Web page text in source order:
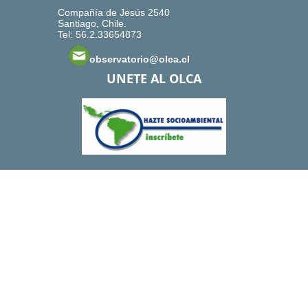
Compañía de Jesús 2540
Santiago, Chile.
Tel: 56.2.33654873
observatorio@olca.cl
UNETE AL OLCA